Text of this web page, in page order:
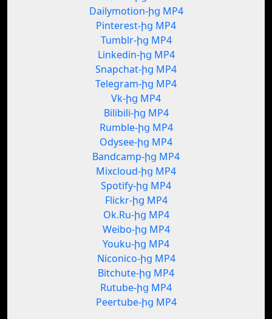
Dailymotion-ից MP4
Pinterest-ից MP4
Tumblr-ից MP4
Linkedin-ից MP4
Snapchat-ից MP4
Telegram-ից MP4
Vk-ից MP4
Bilibili-ից MP4
Rumble-ից MP4
Odysee-ից MP4
Bandcamp-ից MP4
Mixcloud-ից MP4
Spotify-ից MP4
Flickr-ից MP4
Ok.Ru-ից MP4
Weibo-ից MP4
Youku-ից MP4
Niconico-ից MP4
Bitchute-ից MP4
Rutube-ից MP4
Peertube-ից MP4